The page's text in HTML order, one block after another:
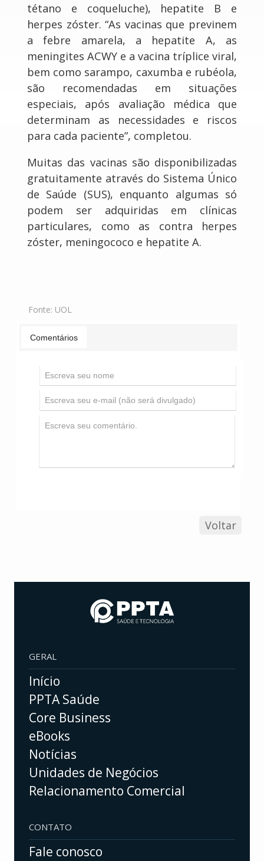
tétano e coqueluche), hepatite B e
herpes zóster. “As vacinas que previnem
a febre amarela, a hepatite A, as
meningites ACWY e a vacina tríplice viral,
bem como sarampo, caxumba e rubéola,
são recomendadas em situações
especiais, após avaliação médica que
determinam as necessidades e riscos
para cada paciente”, completou.
Muitas das vacinas são disponibilizadas
gratuitamente através do Sistema Único
de Saúde (SUS), enquanto algumas só
podem ser adquiridas em clínicas
particulares, como as contra herpes
zóster, meningococo e hepatite A.
Fonte: UOL
Comentários
Voltar
GERAL
Início
PPTA Saúde
Core Business
eBooks
Notícias
Unidades de Negócios
Relacionamento Comercial
CONTATO
Fale conosco